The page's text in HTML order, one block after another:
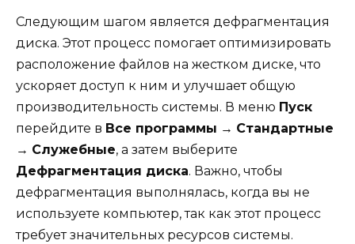
Следующим шагом является дефрагментация
диска. Этот процесс помогает оптимизировать
расположение файлов на жестком диске, что
ускоряет доступ к ним и улучшает общую
производительность системы. В меню Пуск
перейдите в Все программы → Стандартные
→ Служебные, а затем выберите
Дефрагментация диска. Важно, чтобы
дефрагментация выполнялась, когда вы не
используете компьютер, так как этот процесс
требует значительных ресурсов системы.